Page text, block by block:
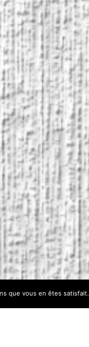
que vous en êtes satisfait.